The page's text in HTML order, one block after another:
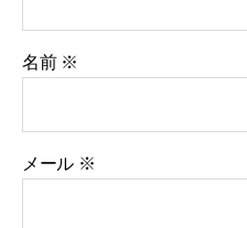
名前 ※
メール ※